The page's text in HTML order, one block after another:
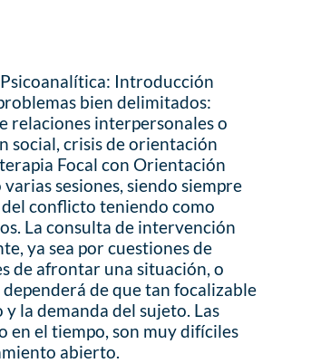
Introducción
bien delimitados:
relaciones interpersonales o
social, crisis de orientación
Focal con Orientación
sesiones, siendo siempre
conflicto teniendo como
La consulta de intervención
ya sea por cuestiones de
de afrontar una situación, o
de que tan focalizable
la demanda del sujeto. Las
en el tiempo, son muy difíciles
abierto.